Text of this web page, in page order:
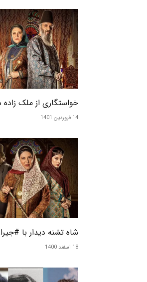
خواستگاری از ملک زاده در
14 فروردین 1401
شاه تشنه دیدار با
18 اسفند 1400